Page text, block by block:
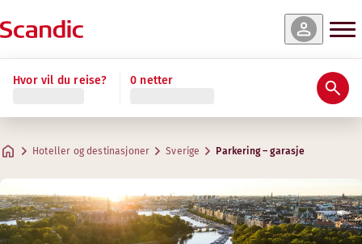
Hvor vil du reise? 0 netter
Hoteller og destinasjoner Sverige Parkering – garasje